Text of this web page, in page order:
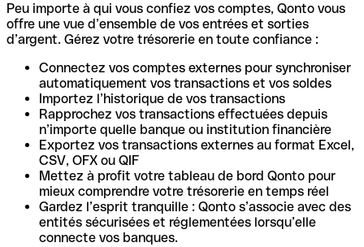
Peu importe à qui vous confiez vos comptes, Qonto vous
offre une vue d’ensemble de vos entrées et sorties
d’argent. Gérez votre trésorerie en toute confiance :
Connectez vos comptes externes pour synchroniser
automatiquement vos transactions et vos soldes
Importez l’historique de vos transactions
Rapprochez vos transactions effectuées depuis
n’importe quelle banque ou institution financière
Exportez vos transactions externes au format Excel,
CSV, OFX ou QIF
Mettez à profit votre tableau de bord Qonto pour
mieux comprendre votre trésorerie en temps réel
Gardez l’esprit tranquille : Qonto s’associe avec des
entités sécurisées et réglementées lorsqu’elle
connecte vos banques.